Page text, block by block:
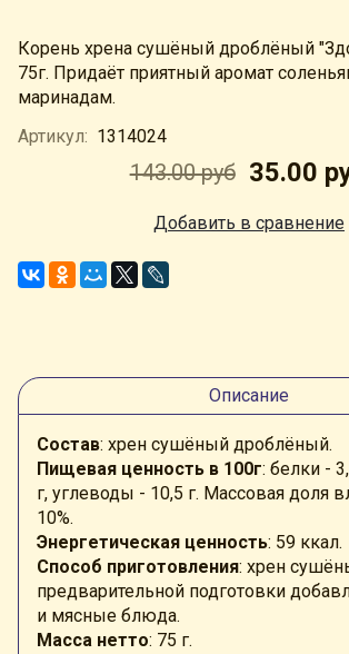
Корень хрена сушёный дроблёный
75г. Придаёт приятный аромат
маринадам.
Артикул: 1314024
143.00 руб 35.00
Добавить в сравнение
Описание
Состав: хрен сушёный дроблёный.
Пищевая ценность в 100г: белки -
г, углеводы - 10,5 г. Массовая доля
10%.
Энергетическая ценность: 59 ккал.
Способ приготовления: хрен
предварительной подготовки
и мясные блюда.
Масса нетто: 75 г.